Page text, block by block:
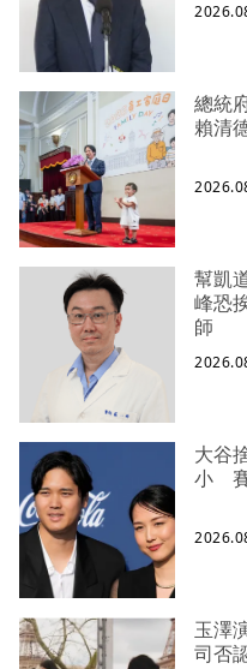
總統
賴清
幫凱
峰恐
師
大谷
小 賽
玉澤
司否